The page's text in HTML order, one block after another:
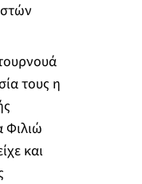
τους η
Φιλιώ
και